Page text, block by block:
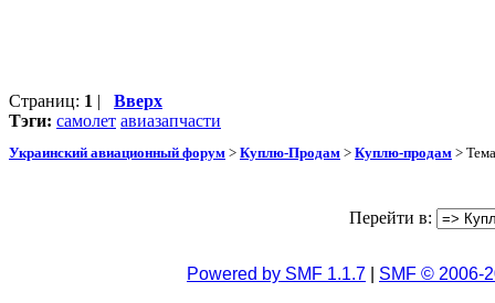
Страниц: 1 | Вверх
Тэги: самолет авиазапчасти
Украинский авиационный форум > Куплю-Продам > Куплю-продам >
Перейти в:
Powered by SMF 1.1.7 SMF © 2006-